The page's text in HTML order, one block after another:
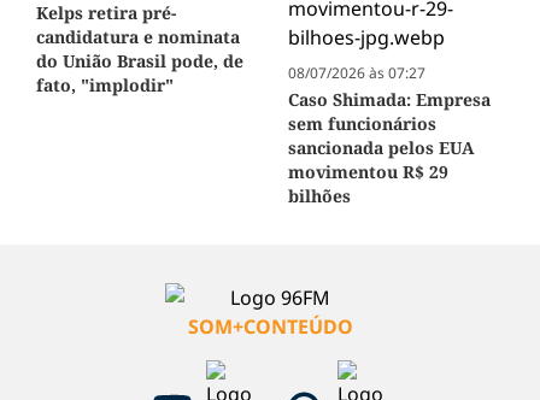
Kelps retira pré-
candidatura e nominata
do União Brasil pode, de
fato, "implodir"
08/07/2026 às 07:27
Caso Shimada: Empresa
sem funcionários
sancionada pelos EUA
movimentou R$ 29
bilhões
SOM+CONTEÚDO